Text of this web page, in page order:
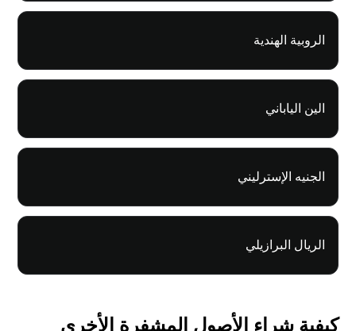
الروبية الهندية
الين الياباني
الجنيه الإسترليني
الريال البرازيلي
كيفية شراء الأصول المشفرة الأخرى